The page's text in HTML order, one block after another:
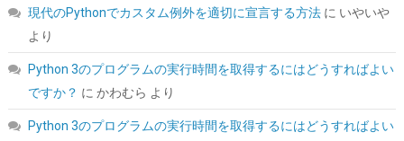
Seagate BarraCuda 3.5インチ 内蔵HDD 8TB PC用
ST8000DM004
(5424022) GBP 173.60
はこちら)
現代のPythonでカスタム例外を適切に宣言する方法に いやいや
より
Python 3のプログラムの実行時間を取得するにはどうすればよい
ですか？ に かわむら より
Python 3のプログラムの実行時間を取得するにはどうすればよい